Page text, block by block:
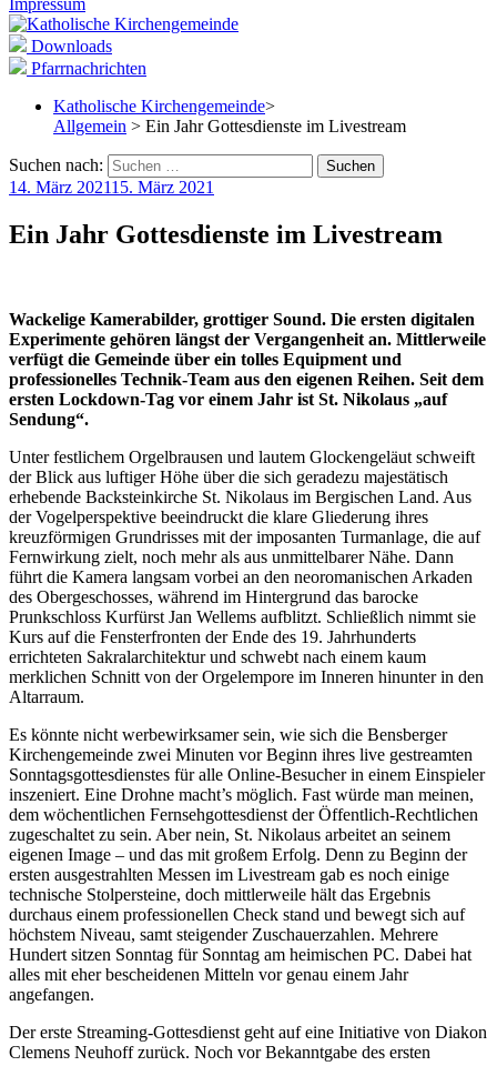
Impressum
Downloads
Pfarrnachrichten
Katholische Kirchengemeinde>
Allgemein > Ein Jahr Gottesdienste im Livestream
Suchen nach:
14. März 202115. März 2021
Ein Jahr Gottesdienste im Livestream
Wackelige Kamerabilder, grottiger Sound. Die ersten digitalen
Experimente gehören längst der Vergangenheit an. Mittlerweile
verfügt die Gemeinde über ein tolles Equipment und
professionelles Technik-Team aus den eigenen Reihen. Seit dem
ersten Lockdown-Tag vor einem Jahr ist St. Nikolaus „auf
Sendung“.
Unter festlichem Orgelbrausen und lautem Glockengeläut schweift
der Blick aus luftiger Höhe über die sich geradezu majestätisch
erhebende Backsteinkirche St. Nikolaus im Bergischen Land. Aus
der Vogelperspektive beeindruckt die klare Gliederung ihres
kreuzförmigen Grundrisses mit der imposanten Turmanlage, die auf
Fernwirkung zielt, noch mehr als aus unmittelbarer Nähe. Dann
führt die Kamera langsam vorbei an den neoromanischen Arkaden
des Obergeschosses, während im Hintergrund das barocke
Prunkschloss Kurfürst Jan Wellems aufblitzt. Schließlich nimmt sie
Kurs auf die Fensterfronten der Ende des 19. Jahrhunderts
errichteten Sakralarchitektur und schwebt nach einem kaum
merklichen Schnitt von der Orgelempore im Inneren hinunter in den
Altarraum.
Es könnte nicht werbewirksamer sein, wie sich die Bensberger
Kirchengemeinde zwei Minuten vor Beginn ihres live gestreamten
Sonntagsgottesdienstes für alle Online-Besucher in einem Einspieler
inszeniert. Eine Drohne macht’s möglich. Fast würde man meinen,
dem wöchentlichen Fernsehgottesdienst der Öffentlich-Rechtlichen
zugeschaltet zu sein. Aber nein, St. Nikolaus arbeitet an seinem
eigenen Image – und das mit großem Erfolg. Denn zu Beginn der
ersten ausgestrahlten Messen im Livestream gab es noch einige
technische Stolpersteine, doch mittlerweile hält das Ergebnis
durchaus einem professionellen Check stand und bewegt sich auf
höchstem Niveau, samt steigender Zuschauerzahlen. Mehrere
Hundert sitzen Sonntag für Sonntag am heimischen PC. Dabei hat
alles mit eher bescheidenen Mitteln vor genau einem Jahr
angefangen.
Der erste Streaming-Gottesdienst geht auf eine Initiative von Diakon
Clemens Neuhoff zurück. Noch vor Bekanntgabe des ersten